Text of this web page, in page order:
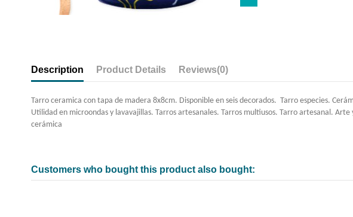
Description Product Details Reviews(0)
Tarro ceramica con tapa de madera 8x8cm. Disponible en seis decorados. Tarro especies.
Utilidad en microondas y lavavajillas. Tarros artesanales. Tarros multiusos. Tarro artesanal.
cerámica
Customers who bought this product also bought: